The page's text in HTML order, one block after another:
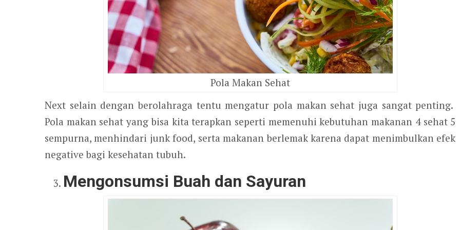
Pola Makan Sehat
Next selain dengan berolahraga tentu mengatur pola makan sehat juga sangat penting.
Pola makan sehat yang bisa kita terapkan seperti memenuhi kebutuhan makanan 4 sehat 5
sempurna, menhindari junk food, serta makanan berlemak karena dapat menimbulkan efek
negative bagi kesehatan tubuh.
Mengonsumsi Buah dan Sayuran